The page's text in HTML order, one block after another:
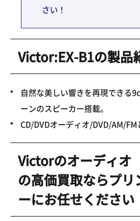
さい！
Victor:EX-B1の製品
自然な美しい響きを再現できる
ーンのスピーカー搭載。
CD/DVDオーディオ/DVD/AM/FM
Victorのオーディオ
の高価買取ならプリ
ーにお任せください